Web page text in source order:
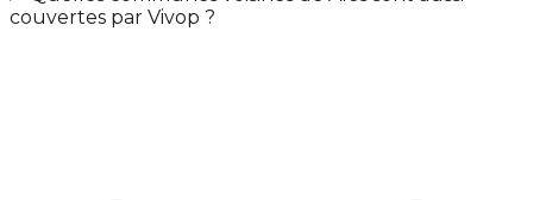
couvertes par Vivop ?